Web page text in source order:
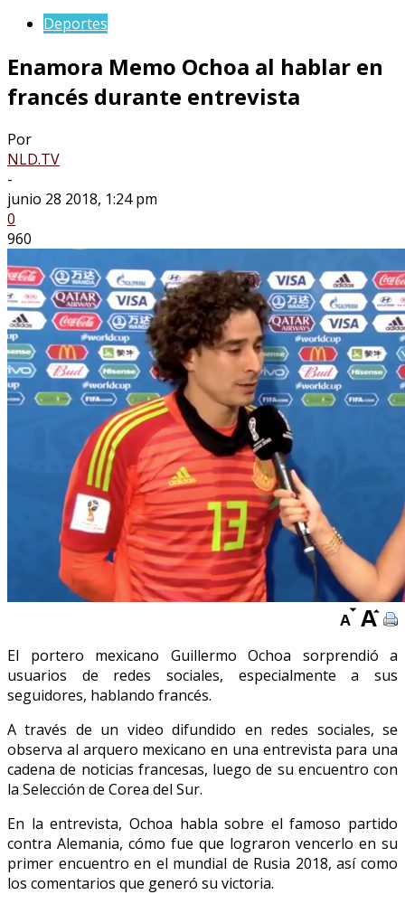
Deportes
Enamora Memo Ochoa al hablar en
francés durante entrevista
Por
NLD.TV
-
junio 28 2018, 1:24 pm
0
960
El portero mexicano Guillermo Ochoa sorprendió a
usuarios de redes sociales, especialmente a sus
seguidores, hablando francés.
A través de un video difundido en redes sociales, se
observa al arquero mexicano en una entrevista para una
cadena de noticias francesas, luego de su encuentro con
la Selección de Corea del Sur.
En la entrevista, Ochoa habla sobre el famoso partido
contra Alemania, cómo fue que lograron vencerlo en su
primer encuentro en el mundial de Rusia 2018, así como
los comentarios que generó su victoria.